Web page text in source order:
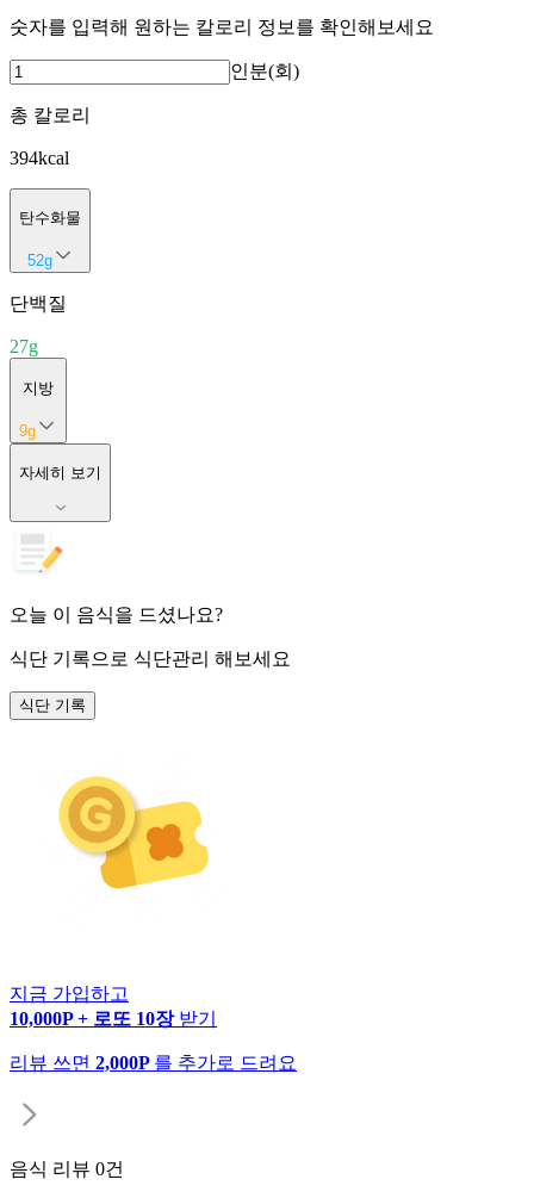
숫자를 입력해 원하는 칼로리 정보를 확인해보세요
인분(회)
총 칼로리
394kcal
탄수화물
52g
단백질
27g
지방
9g
자세히 보기
오늘 이 음식을 드셨나요?
식단 기록으로 식단관리 해보세요
식단 기록
지금 가입하고
10,000P + 로또 10장 받기
리뷰 쓰면 2,000P 를 추가로 드려요
음식 리뷰 0건